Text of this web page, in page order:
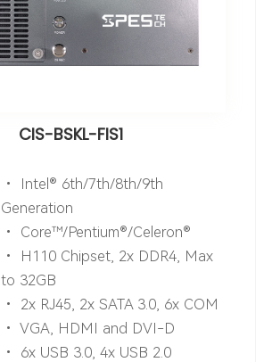
CIS-BSKL-FIS1
• Intel® 6th/7th/8th/9th
Generation
• Core™/Pentium®/Celeron®
• H110 Chipset, 2x DDR4, Max
to 32GB
• 2x RJ45, 2x SATA 3.0, 6x COM
• VGA, HDMI and DVI-D
• 6x USB 3.0, 4x USB 2.0